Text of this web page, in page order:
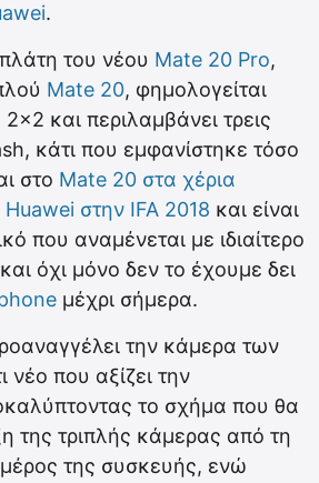
.
του νέου Mate 20 Pro,
Mate 20, φημολογείται
και περιλαμβάνει τρεις
κάτι που εμφανίστηκε τόσο
στο Mate 20 στα χέρια
στην IFA 2018 και είναι
που αναμένεται με ιδιαίτερο
όχι μόνο δεν το έχουμε δει
μέχρι σήμερα.
την κάμερα των
νέο που αξίζει την
το σχήμα που θα
της τριπλής κάμερας από τη
της συσκευής, ενώ